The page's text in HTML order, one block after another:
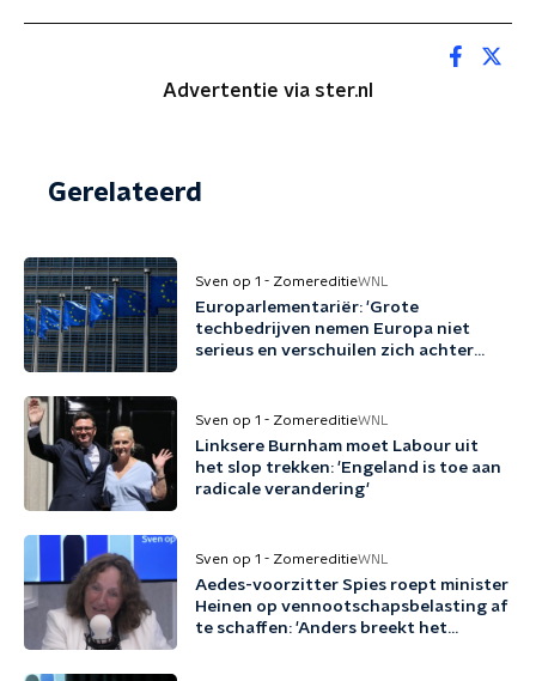
Advertentie via ster.nl
Gerelateerd
Sven op 1 - ZomereditieWNL
Europarlementariër: 'Grote
techbedrijven nemen Europa niet
serieus en verschuilen zich achter
Sven op 1 - ZomereditieWNL
Linksere Burnham moet Labour uit
het slop trekken: 'Engeland is toe aan
radicale verandering'
Sven op 1 - ZomereditieWNL
Aedes-voorzitter Spies roept minister
Heinen op vennootschapsbelasting af
te schaffen: 'Anders breekt het